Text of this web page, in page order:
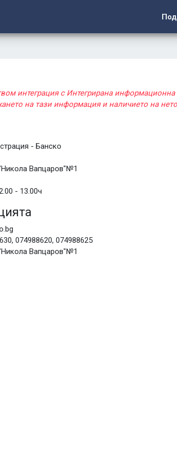
интеграция с Интегрирана
на тази информация и наличието на
- Банско
Вапцаров"№1
- 13.00ч
074988620, 074988625
Вапцаров"№1